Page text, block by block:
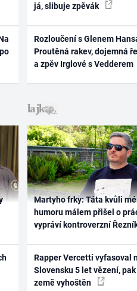
já, slibuje zpěvák
Rozloučení s Glenem
Proutěná rakev, dojemná
a zpěv Irglové s Vedderem
Martyho frky: Táta kvůli
humoru málem přišel o
vypráví kontroverzní
Rapper Vercetti vyfasoval
Slovensku 5 let vězení,
země vyhoštěn